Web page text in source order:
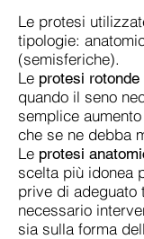
Le protesi
tipologie:
(semisferiche).
Le protesi rotonde
quando il seno
semplice
che se ne debba
Le protesi
scelta più idonea
prive di adeguato
necessario
sia sulla forma